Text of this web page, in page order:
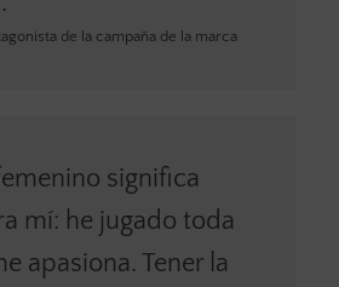
de la campaña de la marca
significa
mí: he jugado toda
apasiona. Tener la